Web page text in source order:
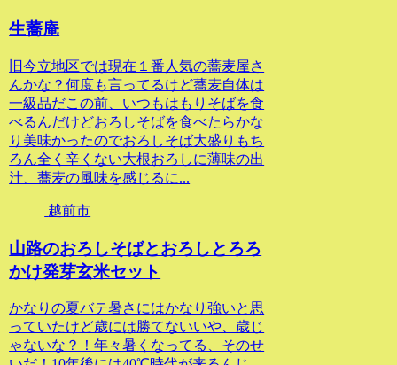
生蕎庵
旧今立地区では現在１番人気の蕎麦屋さ
んかな？何度も言ってるけど蕎麦自体は
一級品だこの前、いつもはもりそばを食
べるんだけどおろしそばを食べたらかな
り美味かったのでおろしそば大盛りもち
ろん全く辛くない大根おろしに薄味の出
汁、蕎麦の風味を感じるに...
越前市
山路のおろしそばとおろしとろろ
かけ発芽玄米セット
かなりの夏バテ暑さにはかなり強いと思
っていたけど歳には勝てないいや、歳じ
ゃないな？！年々暑くなってる、そのせ